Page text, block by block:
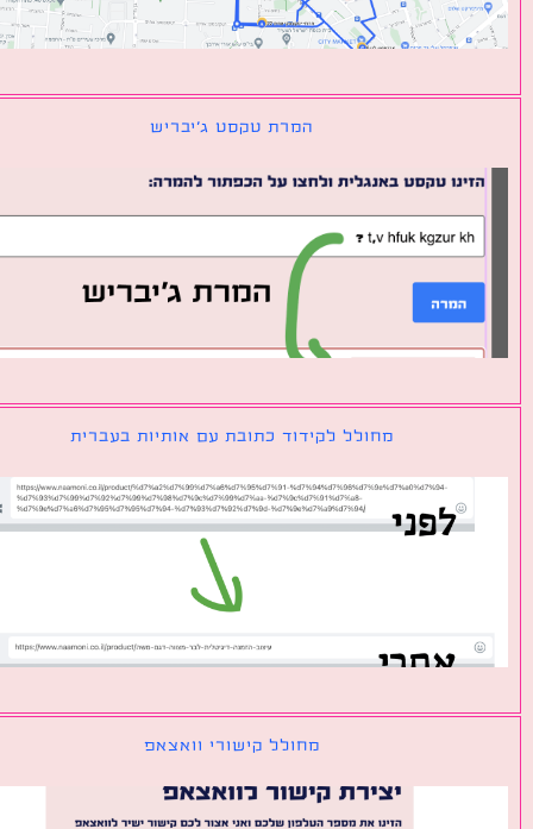
המרת טקסט ג׳יבריש
מחולל לקידוד כתובת עם אותיות בעברית
מחולל קישורי וואצאפ